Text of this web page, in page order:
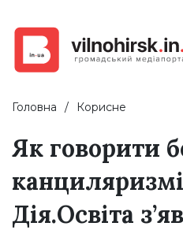
Головна Корисне
Як говорити
Дія.Освіта